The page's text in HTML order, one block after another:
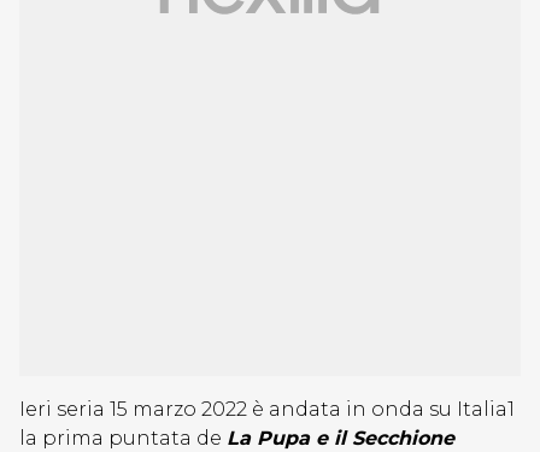
Ieri seria 15 marzo 2022 è andata in onda su Italia1
la prima puntata de La Pupa e il Secchione